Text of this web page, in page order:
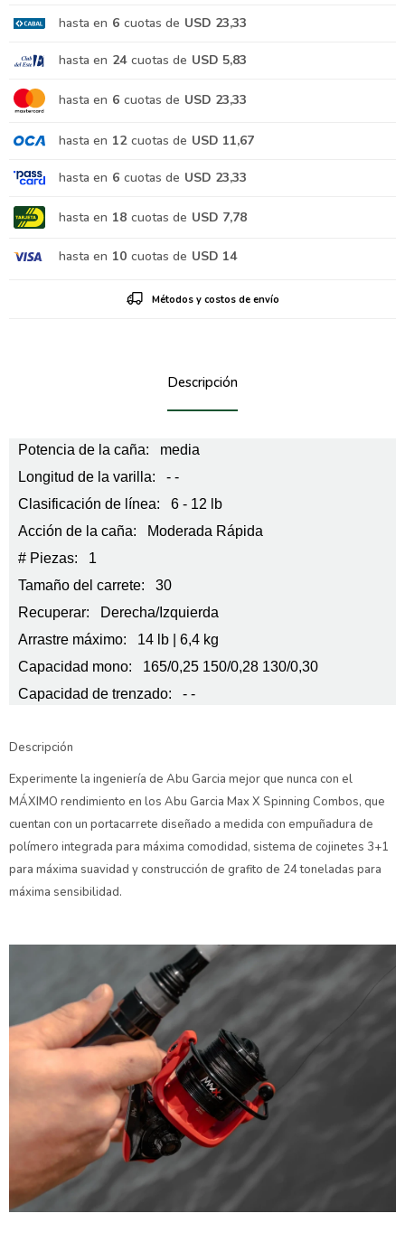
hasta en 6 cuotas de USD 23,33
hasta en 24 cuotas de USD 5,83
hasta en 6 cuotas de USD 23,33
hasta en 12 cuotas de USD 11,67
hasta en 6 cuotas de USD 23,33
hasta en 18 cuotas de USD 7,78
hasta en 10 cuotas de USD 14
Métodos y costos de envío
Descripción
Potencia de la caña: media
Longitud de la varilla: - -
Clasificación de línea: 6 - 12 lb
Acción de la caña: Moderada Rápida
# Piezas: 1
Tamaño del carrete: 30
Recuperar: Derecha/Izquierda
Arrastre máximo: 14 lb | 6,4 kg
Capacidad mono: 165/0,25 150/0,28 130/0,30
Capacidad de trenzado: - -
Descripción
Experimente la ingeniería de Abu Garcia mejor que nunca con el
MÁXIMO rendimiento en los Abu Garcia Max X Spinning Combos, que
cuentan con un portacarrete diseñado a medida con empuñadura de
polímero integrada para máxima comodidad, sistema de cojinetes 3+1
para máxima suavidad y construcción de grafito de 24 toneladas para
máxima sensibilidad.